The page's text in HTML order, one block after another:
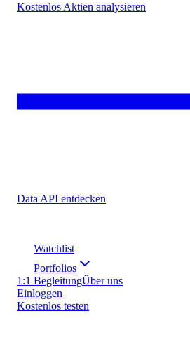
Kostenlos Aktien analysieren
Data API entdecken
Watchlist
Portfolios
1:1 BegleitungÜber uns
Einloggen
Kostenlos testen